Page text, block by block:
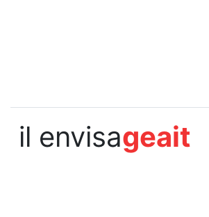
il envisageait